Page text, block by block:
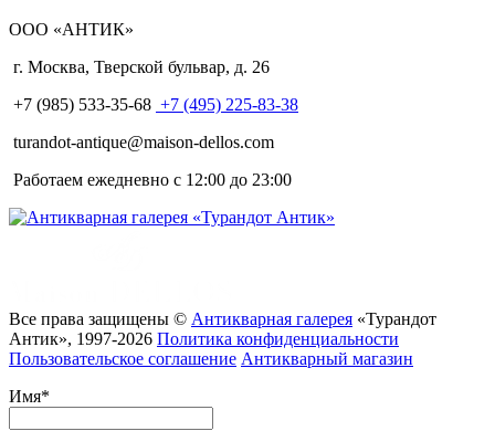
ООО «АНТИК»
г. Москва, Тверской бульвар, д. 26
+7 (985) 533-35-68 +7 (495) 225-83-38
turandot-antique@maison-dellos.com
Работаем ежедневно с 12:00 до 23:00
Все права защищены © Антикварная галерея «Турандот
Антик», 1997-2026 Политика конфиденциальности
Пользовательское соглашение Антикварный магазин
Имя*